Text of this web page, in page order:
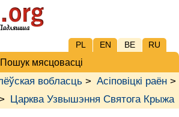
PL EN BE RU
Пошук мясцовасці
вобласць > Асіповіцкі раён >
Царква Узвышэння Святога Крыжа